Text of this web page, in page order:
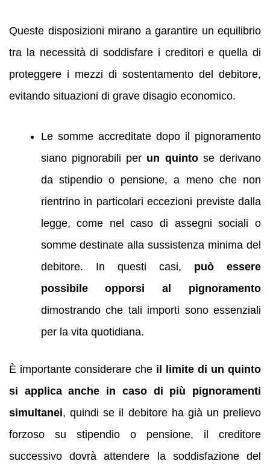
Queste disposizioni mirano a garantire un equilibrio
tra la necessità di soddisfare i creditori e quella di
proteggere i mezzi di sostentamento del debitore,
evitando situazioni di grave disagio economico.
Le somme accreditate dopo il pignoramento
siano pignorabili per un quintose derivano
da stipendio o pensione, a meno che non
rientrino in particolari eccezioni previste dalla
legge, come nel caso di assegni sociali o
somme destinate alla sussistenza minima del
debitore. In questi casi, può essere
possibile opporsi al pignoramento
dimostrando che tali importi sono essenziali
per la vita quotidiana.
È importante considerare che il limite di un quinto
si applica anche in caso di più pignoramenti
simultanei, quindi se il debitore ha già un prelievo
forzoso su stipendio o pensione, il creditore
successivo dovrà attendere la soddisfazione del